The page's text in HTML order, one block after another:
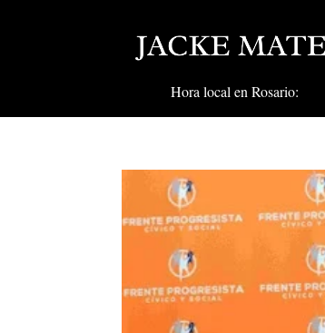
Hora local en Rosario: